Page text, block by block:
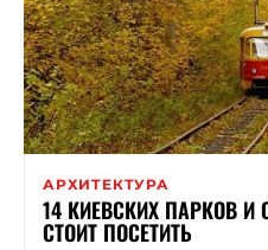
АРХИТЕКТУРА
14 КИЕВСКИХ ПАРКОВ И
СТОИТ ПОСЕТИТЬ